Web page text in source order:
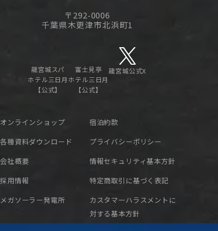
〒292-0006
千葉県木更津市北浜町1
龍宮城スパ
ホテル三日月
【公式】
富士見亭
ホテル三日月
【公式】
龍宮城公式X
オンラインショップ
宿泊約款
各種資料ダウンロード
プライバシーポリシー
会社概要
情報セキュリティ基本方針
採用情報
特定商取引に基づく表記
メガソーラー発電所
カスタマーハラスメントに
対する基本方針